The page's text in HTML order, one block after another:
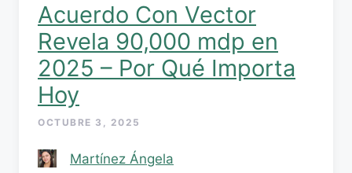
Acuerdo Con Vector
Revela 90,000 mdp en
2025 – Por Qué Importa
Hoy
OCTUBRE 3, 2025
Martínez Ángela